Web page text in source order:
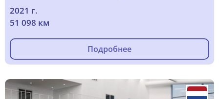
2021 г.
51 098 км
Подробнее